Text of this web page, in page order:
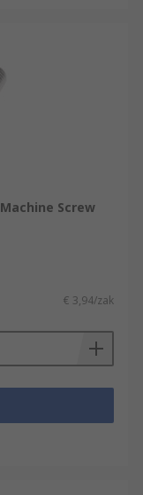
Screw
€ 3,94/zak